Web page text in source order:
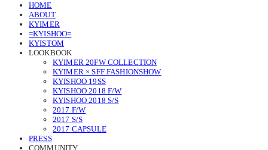
HOME
ABOUT
KYIMER
=KYISHOO=
KYISTOM
LOOKBOOK
KYIMER 20FW COLLECTION
KYIMER × SFF FASHIONSHOW
KYISHOO 19SS
KYISHOO 2018 F/W
KYISHOO 2018 S/S
2017 F/W
2017 S/S
2017 CAPSULE
PRESS
COMMUNITY